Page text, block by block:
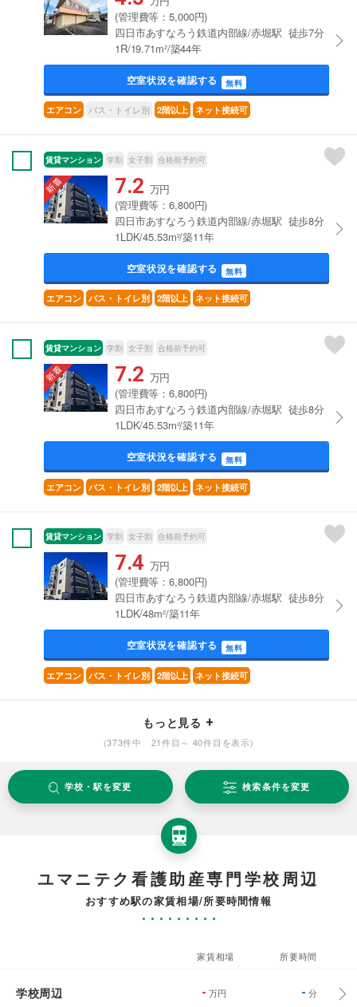
(管理費等：5,000円)
四日市あすなろう鉄道内部線/赤堀駅 徒歩7分
1R/19.71m²/築44年
空室状況を確認する 無料
エアコン バス・トイレ別 2階以上 ネット接続可
賃貸マンション 学割 女子割 合格前予約可
7.2 万円
(管理費等：6,800円)
四日市あすなろう鉄道内部線/赤堀駅 徒歩8分
1LDK/45.53m²/築11年
空室状況を確認する 無料
エアコン バス・トイレ別 2階以上 ネット接続可
賃貸マンション 学割 女子割 合格前予約可
7.2 万円
(管理費等：6,800円)
四日市あすなろう鉄道内部線/赤堀駅 徒歩8分
1LDK/45.53m²/築11年
空室状況を確認する 無料
エアコン バス・トイレ別 2階以上 ネット接続可
賃貸マンション 学割 女子割 合格前予約可
7.4 万円
(管理費等：6,800円)
四日市あすなろう鉄道内部線/赤堀駅 徒歩8分
1LDK/48m²/築11年
空室状況を確認する 無料
エアコン バス・トイレ別 2階以上 ネット接続可
もっと見る
(373件中 21件目～ 40件目を表示)
学校・駅を変更 検索条件を変更
ユマニテク看護助産専門学校周辺
おすすめ駅の家賃相場/所要時間情報
家賃相場 所要時間
学校周辺 - 万円 - 分